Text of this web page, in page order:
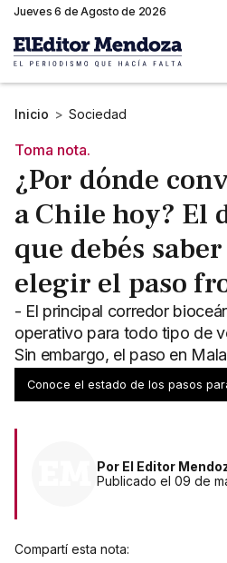
Jueves 6 de Agosto de 2026
Inicio > Sociedad
Toma nota.
¿Por dónde
a Chile hoy? El
que debés
elegir el paso
- El principal corredor
operativo para todo tipo de
Sin embargo, el paso en
intransitable
Conoce el estado de los pasos
Por El Editor
Publicado el 09 de
Compartí esta nota: